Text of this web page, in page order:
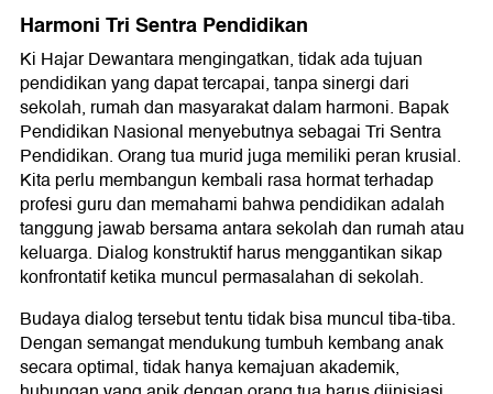
Harmoni Tri Sentra Pendidikan
Ki Hajar Dewantara mengingatkan, tidak ada tujuan
pendidikan yang dapat tercapai, tanpa sinergi dari
sekolah, rumah dan masyarakat dalam harmoni. Bapak
Pendidikan Nasional menyebutnya sebagai Tri Sentra
Pendidikan. Orang tua murid juga memiliki peran krusial.
Kita perlu membangun kembali rasa hormat terhadap
profesi guru dan memahami bahwa pendidikan adalah
tanggung jawab bersama antara sekolah dan rumah atau
keluarga. Dialog konstruktif harus menggantikan sikap
konfrontatif ketika muncul permasalahan di sekolah.
Budaya dialog tersebut tentu tidak bisa muncul tiba-tiba.
Dengan semangat mendukung tumbuh kembang anak
secara optimal, tidak hanya kemajuan akademik,